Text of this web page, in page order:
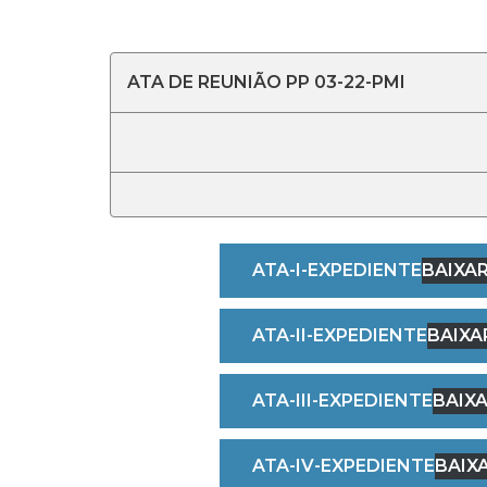
ATA DE REUNIÃO PP 03-22-PMI
ATA-I-EXPEDIENTEBAIXAR
ATA-II-EXPEDIENTE
ATA-III-EXPEDIENTE
ATA-IV-EXPEDIENTE